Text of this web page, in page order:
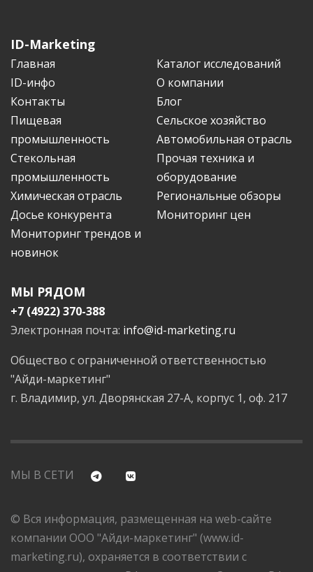
ID-Marketing
Главная
Каталог исследований
ID-инфо
О компании
Контакты
Блог
Пищевая
промышленность
Сельское хозяйство
Автомобильная отрасль
Стекольная
промышленность
Прочая техника и
оборудование
Химическая отрасль
Региональные обзоры
Досье конкурента
Мониторинг цен
Мониторинг трендов и
новинок
МЫ РЯДОМ
+7 (4922) 370-388
Электронная почта: info@id-marketing.ru
Общество с ограниченной ответственностью
"Айди-маркетинг"
г. Владимир, ул. Дворянская 27-А, корпус 1, оф. 217
МЫ В СЕТИ
© Вся информация, размещенная на web-сайте
компании ООО "Айди-маркетинг" (www.id-
marketing.ru), охраняется в соответствии с